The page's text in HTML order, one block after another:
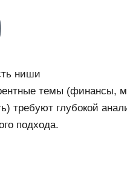
ниши
темы (финансы,
требуют глубокой
подхода.